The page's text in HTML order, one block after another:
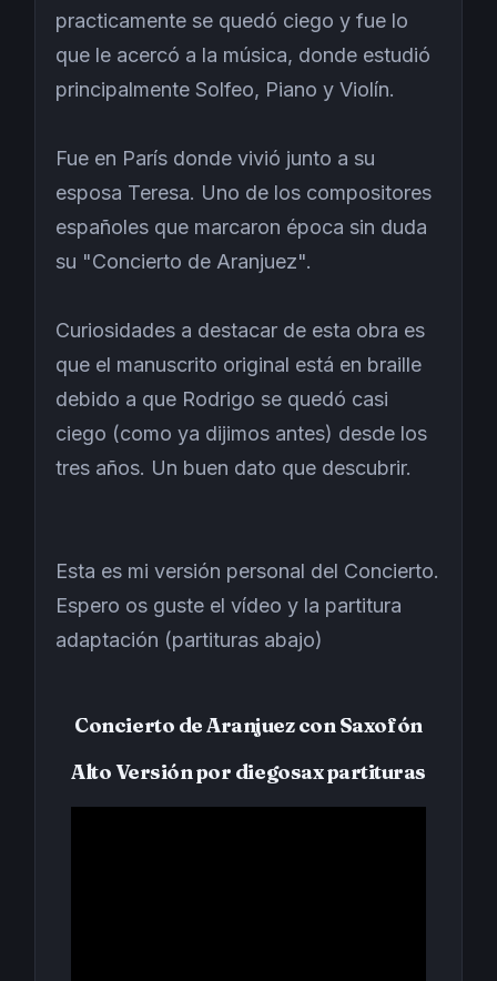
practicamente se quedó ciego y fue lo
que le acercó a la música, donde estudió
principalmente Solfeo, Piano y Violín.
Fue en París donde vivió junto a su
esposa Teresa. Uno de los compositores
españoles que marcaron época sin duda
su "Concierto de Aranjuez".
Curiosidades a destacar de esta obra es
que el manuscrito original está en braille
debido a que Rodrigo se quedó casi
ciego (como ya dijimos antes) desde los
tres años. Un buen dato que descubrir.
Esta es mi versión personal del Concierto.
Espero os guste el vídeo y la partitura
adaptación (partituras abajo)
Concierto de Aranjuez con Saxofón
Alto Versión por diegosax partituras